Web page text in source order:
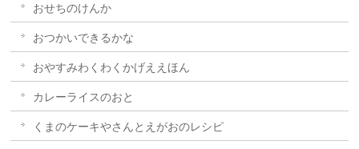
おせちのけんか
おつかいできるかな
おやすみわくわくかげええほん
カレーライスのおと
くまのケーキやさんとえがおのレシピ